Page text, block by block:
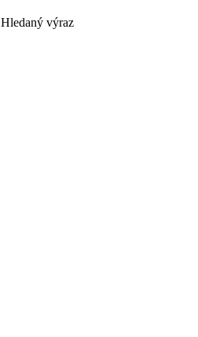
Hledaný výraz